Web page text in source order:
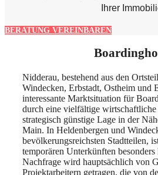
Ihrer
BERATUNG VEREINBAREN
Nidderau, bestehend aus den
Windecken, Erbstadt, Ostheim und
interessante Marktsituation für
durch eine vielfältige
strategisch günstige Lage in der
Main. In Heldenbergen und
bevölkerungsreichsten Stadtteilen,
temporären Unterkünften besonders
Nachfrage wird hauptsächlich von
Projektarbeitern getragen, die von